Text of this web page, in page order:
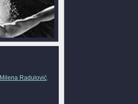
Milena Radulović,